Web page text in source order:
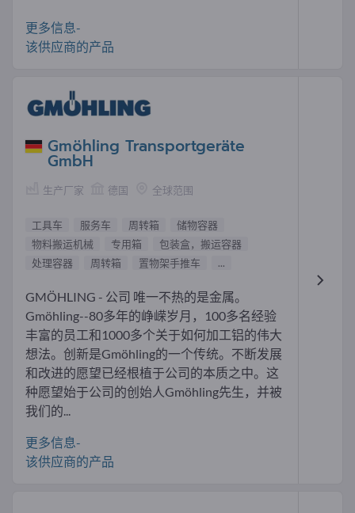
更多信息-
该供应商的产品
Gmöhling Transportgeräte
GmbH
生产厂家 德国 全球范围
工具车 服务车 周转箱
储物容器
物料搬运机械
专用箱
包装盒，搬运容器
处理容器
周转箱 置物架手推车 ...
GMÖHLING - 公司 唯一不热的是金属。
Gmöhling--80多年的峥嵘岁月，100多名经验
丰富的员工和1000多个关于如何加工铝的伟大
想法。创新是Gmöhling的一个传统。不断发展
和改进的愿望已经根植于公司的本质之中。这
种愿望始于公司的创始人Gmöhling先生，并被
我们的...
更多信息-
该供应商的产品